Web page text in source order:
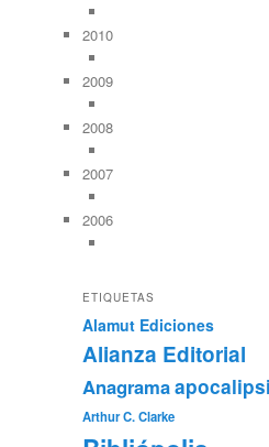
2010
2009
2008
2007
2006
ETIQUETAS
Alamut Ediciones
Alianza Editorial
Anagrama
Arthur C. Clarke